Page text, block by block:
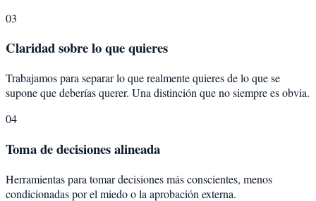
03
Claridad sobre lo que quieres
Trabajamos para separar lo que realmente quieres de lo que se
supone que deberías querer. Una distinción que no siempre es obvia.
04
Toma de decisiones alineada
Herramientas para tomar decisiones más conscientes, menos
condicionadas por el miedo o la aprobación externa.